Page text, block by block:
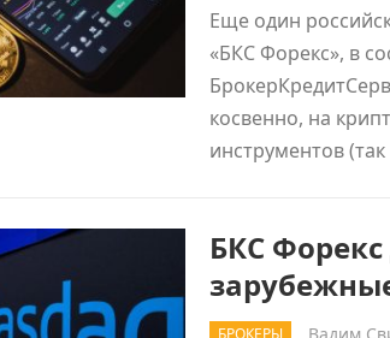
Еще один
«БКС Форекс», в
косвенно, на
инструментов
БКС
БРОКЕРЫ